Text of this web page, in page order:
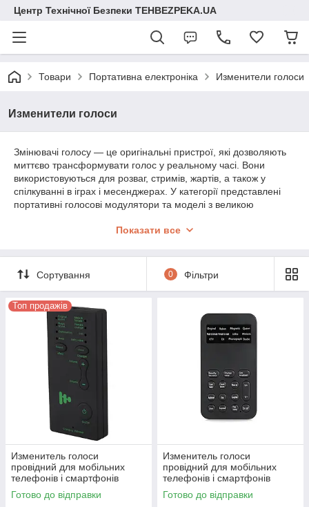
Центр Технічної Безпеки TEHBEZPEKA.UA
Товари Портативна електроніка Изменители голоси
Изменители голоси
Змінювачі голосу — це оригінальні пристрої, які дозволяють
миттєво трансформувати голос у реальному часі. Вони
використовуються для розваг, стримів, жартів, а також у
спілкуванні в іграх і месенджерах. У категорії представлені
портативні голосові модулятори та моделі з великою
спосіб здивувати друзів і створити незвичайну атмосферу під
Показати все
Сортування 0 Фільтри
Топ продажів
Изменитель голоси
провідний для мобільних
телефонів і смартфонів
Newgood S01, DSP MCU, 3,5
мм, 4pin
Готово до відправки
Изменитель голоси
провідний для мобільних
телефонів і смартфонів
Newgood S02, професійний,
12 режимів
Готово до відправки